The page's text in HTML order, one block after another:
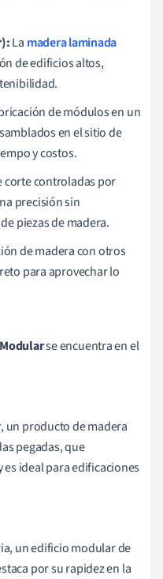
La madera laminada
de edificios altos,
de módulos en un
en el sitio de
y costos.
corte controladas por
precisión sin
piezas de madera.
de madera con otros
para aprovechar lo
se encuentra en el
un producto de madera
pegadas, que
ideal para edificaciones
un edificio modular de
por su rapidez en la